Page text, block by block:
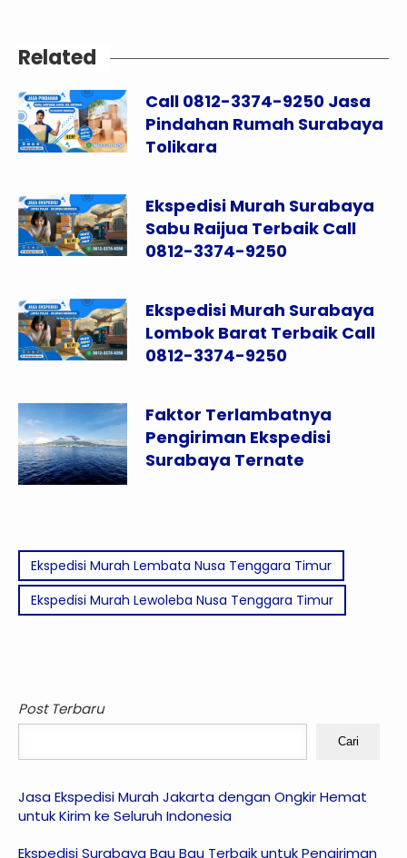
Related
Call 0812-3374-9250 Jasa
Pindahan Rumah Surabaya
Tolikara
Ekspedisi Murah Surabaya
Sabu Raijua Terbaik Call
0812-3374-9250
Ekspedisi Murah Surabaya
Lombok Barat Terbaik Call
0812-3374-9250
Faktor Terlambatnya
Pengiriman Ekspedisi
Surabaya Ternate
Ekspedisi Murah Lembata Nusa Tenggara Timur
Ekspedisi Murah Lewoleba Nusa Tenggara Timur
Post Terbaru
Cari
Jasa Ekspedisi Murah Jakarta dengan Ongkir Hemat
untuk Kirim ke Seluruh Indonesia
Ekspedisi Surabaya Bau Bau Terbaik untuk Pengiriman